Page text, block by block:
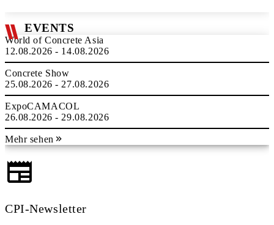
EVENTS
World of Concrete Asia
12.08.2026 - 14.08.2026
Concrete Show
25.08.2026 - 27.08.2026
ExpoCAMACOL
26.08.2026 - 29.08.2026
Mehr sehen
CPI-Newsletter